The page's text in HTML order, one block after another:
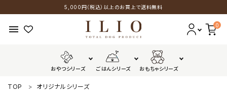
5,000円（税込）以上のお買上で送料無料
menu 0
おやつシリーズ ごはんシリーズ おもちゃシリーズ
おやつシリーズ
TOP オリジナルシリーズ